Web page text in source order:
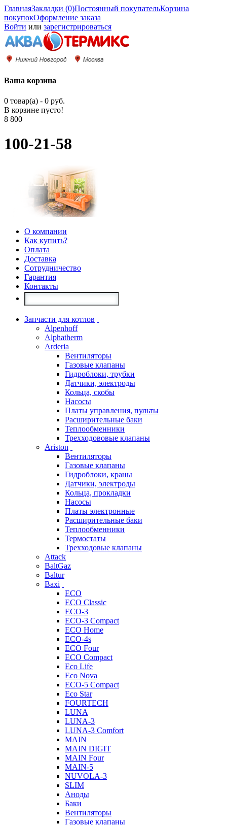
ГлавнаяЗакладки (0)Постоянный покупательКорзина
покупокОформление заказа
Войти или зарегистрироваться
Ваша корзина
0 товар(а) - 0 руб.
В корзине пусто!
8 800
100-21-58
О компании
Как купить?
Оплата
Доставка
Сотрудничество
Гарантия
Контакты
Запчасти для котлов
Alpenhoff
Alphatherm
Arderia
Вентиляторы
Газовые клапаны
Гидроблоки, трубки
Датчики, электроды
Кольца, скобы
Насосы
Платы управления, пульты
Расширительные баки
Теплообменники
Трехходововые клапаны
Ariston
Вентиляторы
Газовые клапаны
Гидроблоки, краны
Датчики, электроды
Кольца, прокладки
Насосы
Платы электронные
Расширительные баки
Теплообменники
Термостаты
Трехходовые клапаны
Attack
BaltGaz
Baltur
Baxi
ECO
ECO Classic
ECO-3
ECO-3 Compact
ECO Home
ECO-4s
ECO Four
ECO Compact
Eco Life
Eco Nova
ECO-5 Compact
Eco Star
FOURTECH
LUNA
LUNA-3
LUNA-3 Comfort
MAIN
MAIN DIGIT
MAIN Four
MAIN-5
NUVOLA-3
SLIM
Аноды
Баки
Вентиляторы
Газовые клапаны